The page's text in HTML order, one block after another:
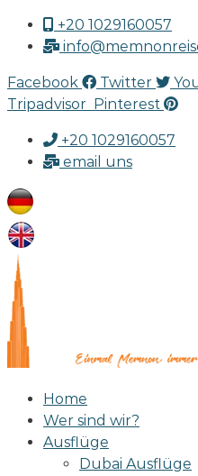
+20 1029160057
Facebook Twitter
Tripadvisor Pinterest
+20 1029160057
email uns
Home
Wer sind wir?
Ausflüge
Dubai Ausflüge